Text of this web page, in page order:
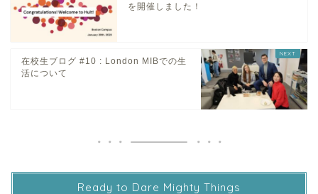
を開催しました！
在校生ブログ #10 : London MIBでの生
活について
Ready to Dare Mighty Things